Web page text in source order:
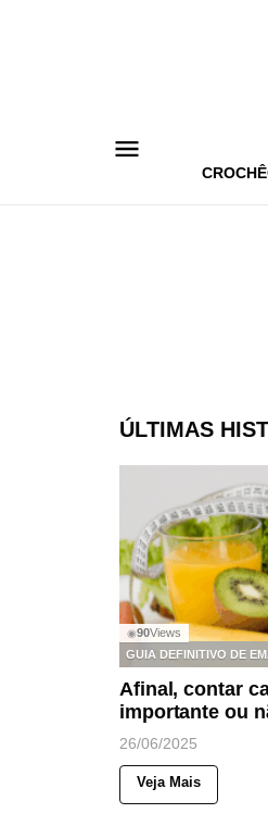
CROCHÊ
ÚLTIMAS
◉90Views
GUIA DEFINITIVO DE
Afinal, contar
importante ou
26/06/2025
Veja Mais